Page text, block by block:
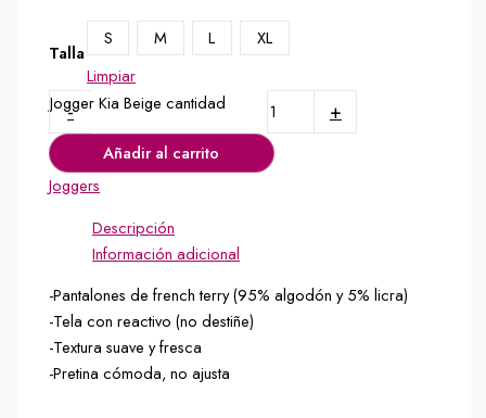
Talla
S M L
XL
Limpiar
-
Jogger Kia Beige cantidad +
Añadir al carrito
Joggers
Descripción
Información adicional
-Pantalones de french terry (95% algodón y 5% licra)
-Tela con reactivo (no destiñe)
-Textura suave y fresca
-Pretina cómoda, no ajusta